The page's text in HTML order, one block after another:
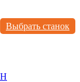
Выбрать станок